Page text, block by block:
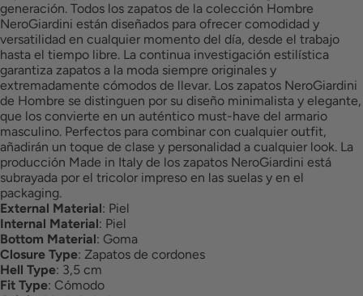
generación. Todos los zapatos de la colección Hombre
NeroGiardini están diseñados para ofrecer comodidad y
versatilidad en cualquier momento del día, desde el trabajo
hasta el tiempo libre. La continua investigación estilística
garantiza zapatos a la moda siempre originales y
extremadamente cómodos de llevar. Los zapatos NeroGiardini
de Hombre se distinguen por su diseño minimalista y elegante,
que los convierte en un auténtico must-have del armario
masculino. Perfectos para combinar con cualquier outfit,
añadirán un toque de clase y personalidad a cualquier look. La
producción Made in Italy de los zapatos NeroGiardini está
subrayada por el tricolor impreso en las suelas y en el
packaging.
External Material: Piel
Internal Material: Piel
Bottom Material: Goma
Closure Type: Zapatos de cordones
Hell Type: 3,5 cm
Fit Type: Cómodo